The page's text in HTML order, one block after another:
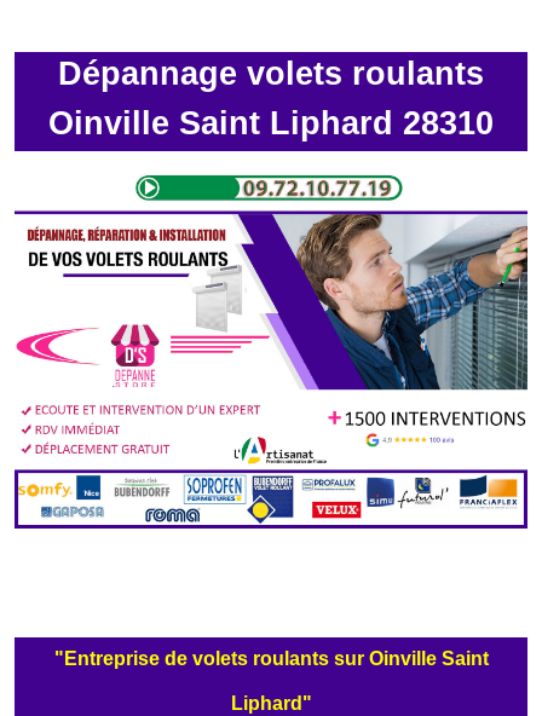
Dépannage volets roulants
Oinville Saint Liphard 28310
"Entreprise de volets roulants sur Oinville Saint
Liphard"